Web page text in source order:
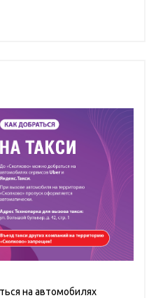
на автомобилях